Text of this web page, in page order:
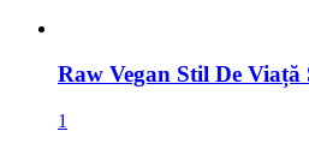
Raw Vegan Stil De Viață
1